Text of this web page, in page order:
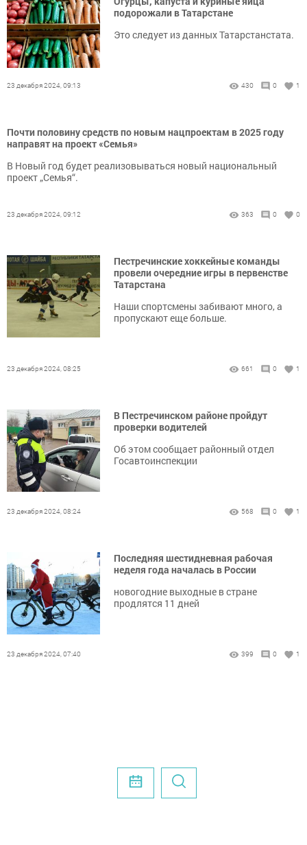
подорожали в Татарстане
Это следует из данных Татарстанстата.
23 декабря 2024, 09:13 430 0 1
Почти половину средств по новым нацпроектам в 2025 году
направят на проект «Семья»
В Новый год будет реализовываться новый национальный
проект „Семья“.
23 декабря 2024, 09:12 363 0 0
Пестречинские хоккейные команды
провели очередние игры в первенстве
Татарстана
Наши спортсмены забивают много, а
пропускают еще больше.
23 декабря 2024, 08:25 661 0 1
В Пестречинском районе пройдут
проверки водителей
Об этом сообщает районный отдел
Госавтоинспекции
23 декабря 2024, 08:24 568 0 1
Последняя шестидневная рабочая
неделя года началась в России
новогодние выходные в стране
продлятся 11 дней
23 декабря 2024, 07:40 399 0 1